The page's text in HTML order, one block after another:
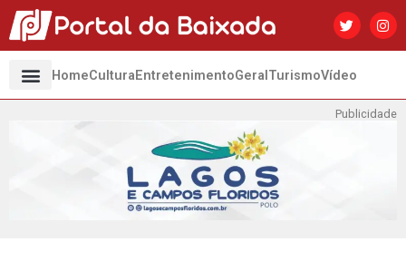
HomeCultura EntretenimentoGeral TurismoVídeo
Publicidade